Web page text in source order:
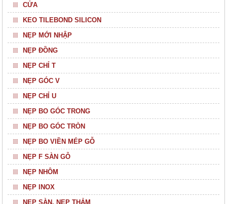
CỬA
KEO TILEBOND SILICON
NẸP MỚI NHẬP
NẸP ĐỒNG
NẸP CHỈ T
NẸP GÓC V
NẸP CHỈ U
NẸP BO GÓC TRONG
NẸP BO GÓC TRÒN
NẸP BO VIỀN MÉP GỖ
NẸP F SÀN GỖ
NẸP NHÔM
NẸP INOX
NẸP SÀN, NẸP THẢM